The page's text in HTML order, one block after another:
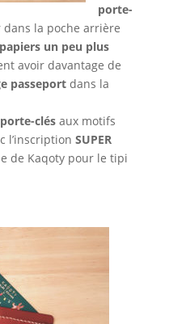
porte-
la poche arrière
un peu plus
avoir davantage de
passeportdans la
porte-clésaux motifs
l’inscription SUPER
de Kaqoty pour le tipi